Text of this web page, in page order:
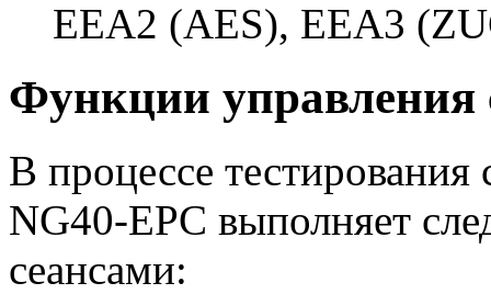
EEA2 (AES), EEA3
Функции управления
В процессе
NG40-EPC выполняет
сеансами: